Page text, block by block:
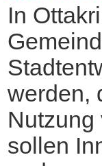
In
werden,
Nutzung
sollen